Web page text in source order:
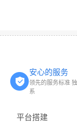
安心的服务
领先的服务标准
系
平台搭建